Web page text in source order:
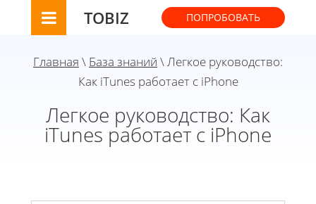
TOBIZ ПОПРОБОВАТЬ
Главная \ База знаний \ Легкое руководство:
Как iTunes работает с iPhone
Легкое руководство: Как
iTunes работает с iPhone